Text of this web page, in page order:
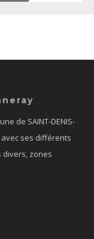
de SAINT-DENIS-
avec ses différents
divers, zones